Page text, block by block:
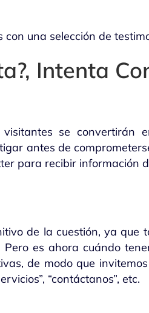
una selección de
Intenta
se convertirán
antes de
para recibir información
de la cuestión, ya
es ahora cuándo
de modo que
“contáctanos”, etc.